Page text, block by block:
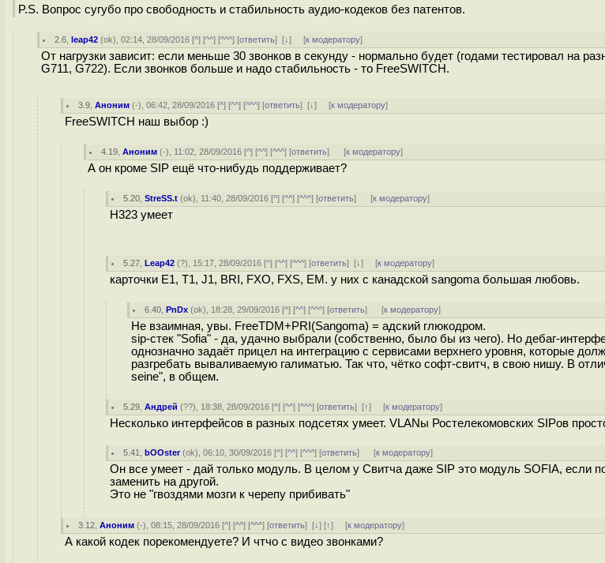
P.S. Вопрос сугубо про свободность и стабильность аудио-кодеков без патентов.
2.6 ,leap42 (ok), 02:14, 28/09/2016 [^] [^^] [^^^] [ответить][↓] [к модератору]
От нагрузки зависит: если меньше 30 звонков в секунду - нормально будет (годами тестировал на
G711, G722). Если звонков больше и надо стабильность - то FreeSWITCH.
3.9 ,Аноним (-), 06:42, 28/09/2016 [^] [^^] [^^^] [ответить][↓] [к модератору]
FreeSWITCH наш выбор :)
4.19 ,Аноним (-), 11:02, 28/09/2016 [^] [^^] [^^^] [ответить] [к модератору]
А он кроме SIP ещё что-нибудь поддерживает?
5.20 ,StreSS.t (ok), 11:40, 28/09/2016 [^] [^^] [^^^] [ответить] [к модератору]
H323 умеет
5.27 ,Leap42 (?), 15:17, 28/09/2016 [^] [^^] [^^^] [ответить][↓] [к модератору]
карточки E1, T1, J1, BRI, FXO, FXS, EM. у них с канадской sangoma большая любовь.
6.40 ,PnDx (ok), 18:28, 29/09/2016 [^] [^^] [^^^] [ответить] [к модератору]
Не взаимная, увы. FreeTDM+PRI(Sangoma) = адский глюкодром.
sip-стек "Sofia" - да, удачно выбрали (собственно, было бы из чего). Но дебаг-
однозначно задаёт прицел на интеграцию с сервисами верхнего уровня, которые
разгребать вываливаемую галиматью. Так что, чётко софт-свитч, в свою нишу. В
seine", в общем.
5.29 ,Андрей (??), 18:38, 28/09/2016 [^] [^^] [^^^] [ответить][↑] [к модератору]
Несколько интерфейсов в разных подсетях умеет. VLANы Ростелекомовских SIPов
5.41 ,bOOster(ok), 06:10, 30/09/2016 [^] [^^] [^^^] [ответить] [к модератору]
Он все умеет - дай только модуль. В целом у Свитча даже SIP это модуль SOFIA, если
заменить на другой.
Это не "гвоздями мозги к черепу прибивать"
3.12 ,Аноним (-), 08:15, 28/09/2016 [^] [^^] [^^^] [ответить][↓] [↑] [к модератору]
А какой кодек порекомендуете? И чтчо с видео звонками?